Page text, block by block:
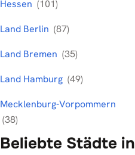
Hessen (101)
Land Berlin (87)
Land Bremen (35)
Land Hamburg (49)
Mecklenburg-Vorpommern
(38)
Beliebte Städte